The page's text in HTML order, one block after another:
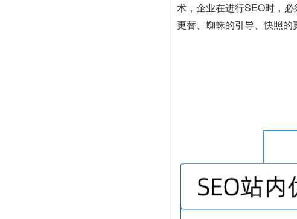
术，企业在进行SEO时，
更替、蜘蛛的引导、快照的